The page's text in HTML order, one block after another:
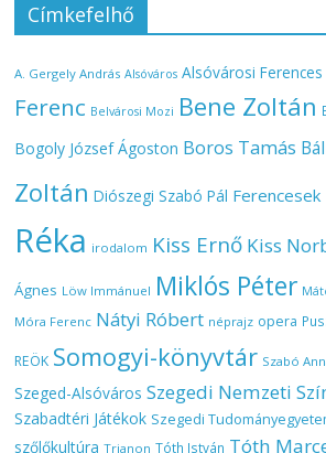
Címkefelhő
A. Gergely András Alsóváros Alsóvárosi
Ferenc Belvárosi Mozi Bene Zoltán
Bogoly József Ágoston Boros Tamás
Zoltán Diószegi Szabó Pál Ferencesek
Réka irodalom Kiss Ernő Kiss
Ágnes Löw Immánuel Miklós Péter
Móra Ferenc Nátyi Róbert néprajz opera
REÖK Somogyi-könyvtár Szabó
Szeged-Alsóváros Szegedi Nemzeti
Szabadtéri Játékok Szegedi
szőlőkultúra Trianon Tóth István Tóth